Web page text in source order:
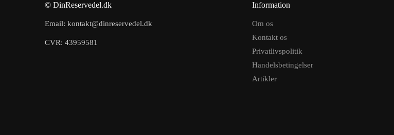
© DinReservedel.dk
Email: kontakt@dinreservedel.dk
CVR: 43959581
Information
Om os
Kontakt os
Privatlivspolitik
Handelsbetingelser
Artikler